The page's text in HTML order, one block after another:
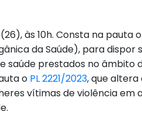
às 10h. Consta na pauta o
da Saúde), para
prestados no âmbito
o PL 2221/2023, que altera
vítimas de violência